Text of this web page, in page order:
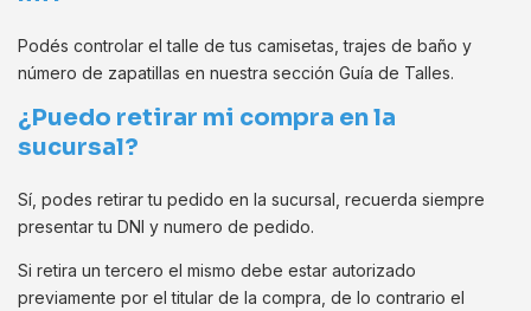
Podés controlar el talle de tus camisetas, trajes de baño y
número de zapatillas en nuestra sección Guía de Talles.
¿Puedo retirar mi compra en la
sucursal?
Sí, podes retirar tu pedido en la sucursal, recuerda siempre
presentar tu DNI y numero de pedido.
Si retira un tercero el mismo debe estar autorizado
previamente por el titular de la compra, de lo contrario el